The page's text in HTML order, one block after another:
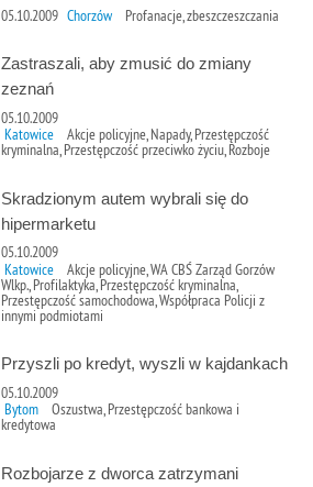
05.10.2009 Chorzów Profanacje, zbeszczeszczania
Zastraszali, aby zmusić do zmiany
zeznań
05.10.2009
Katowice Akcje policyjne, Napady, Przestępczość
kryminalna, Przestępczość przeciwko życiu, Rozboje
Skradzionym autem wybrali się do
hipermarketu
05.10.2009
Katowice Akcje policyjne, WA CBŚ Zarząd Gorzów
Wlkp., Profilaktyka, Przestępczość kryminalna,
Przestępczość samochodowa, Współpraca Policji z
innymi podmiotami
Przyszli po kredyt, wyszli w kajdankach
05.10.2009
Bytom Oszustwa, Przestępczość bankowa i
kredytowa
Rozbojarze z dworca zatrzymani